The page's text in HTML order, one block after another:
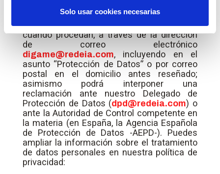
Solo usar cookies necesarias
decisiones basadas únicamente en el
tratamiento automatizado de tus datos,
cuando procedan, a través de la dirección
de correo electrónico
digame@redeia.com, incluyendo en el
asunto “Protección de Datos” o por correo
postal en el domicilio antes reseñado;
asimismo podrá interponer una
reclamación ante nuestro Delegado de
Protección de Datos (dpd@redeia.com) o
ante la Autoridad de Control competente en
la materia (en España, la Agencia Española
de Protección de Datos -AEPD-). Puedes
ampliar la información sobre el tratamiento
de datos personales en nuestra política de
privacidad: